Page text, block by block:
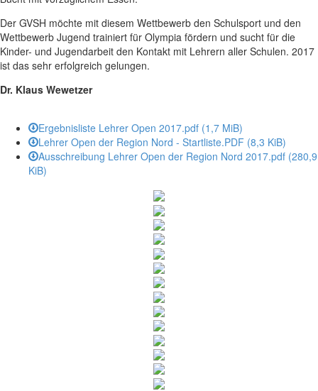
Der GVSH möchte mit diesem Wettbewerb den Schulsport und den
Wettbewerb Jugend trainiert für Olympia fördern und sucht für die
Kinder- und Jugendarbeit den Kontakt mit Lehrern aller Schulen. 2017
ist das sehr erfolgreich gelungen.
Dr. Klaus Wewetzer
Ergebnisliste Lehrer Open 2017.pdf (1,7 MiB)
Lehrer Open der Region Nord - Startliste.PDF (8,3 KiB)
Ausschreibung Lehrer Open der Region Nord 2017.pdf (280,9
KiB)